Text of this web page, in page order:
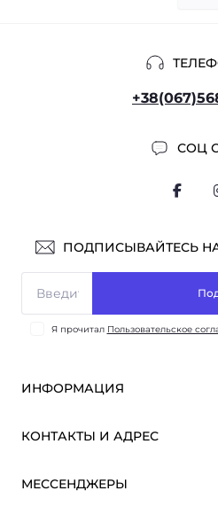
СОЦ
ПОДПИСЫВАЙТЕСЬ
Я прочитал Пользовательское
ИНФОРМАЦИЯ
ОПТ
О нас
КОНТАКТЫ И АДРЕС
МЕССЕНДЖЕРЫ